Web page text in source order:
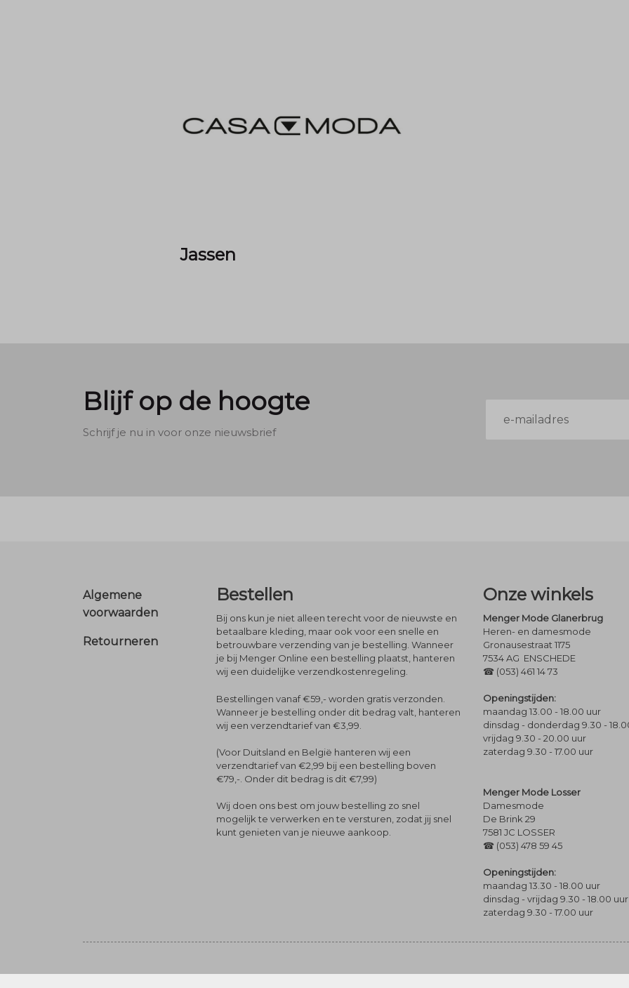
Jassen
Blijf op de hoogte
Schrijf je nu in voor onze nieuwsbrief
mailadres
Footer
Algemene
voorwaarden
Retourneren
Bestellen
Bij ons kun je niet alleen terecht voor de nieuwste en
betaalbare kleding, maar ook voor een snelle en
betrouwbare verzending van je bestelling. Wanneer
je bij Menger Online een bestelling plaatst, hanteren
wij een duidelijke verzendkostenregeling.
Bestellingen vanaf €59,- worden gratis verzonden.
Wanneer je bestelling onder dit bedrag valt, hanteren
wij een verzendtarief van €3,99.
(Voor Duitsland en België hanteren wij een
verzendtarief van €2,99 bij een bestelling boven
€79,-. Onder dit bedrag is dit €7,99)
Wij doen ons best om jouw bestelling zo snel
mogelijk te verwerken en te versturen, zodat jij snel
kunt genieten van je nieuwe aankoop.
Onze winkels
Menger Mode Glanerbrug
Heren- en damesmode
Gronausestraat 1175
7534 AG ENSCHEDE
☎ (053) 461 14 73
Openingstijden:
maandag 13.00 - 18.00 uur
dinsdag - donderdag 9.30 -
vrijdag 9.30 - 20.00 uur
zaterdag 9.30 - 17.00 uur
Menger Mode Losser
Damesmode
De Brink 29
7581 JC LOSSER
☎ (053) 478 59 45
Openingstijden:
maandag 13.30 - 18.00 uur
dinsdag - vrijdag 9.30 - 18.00 uur
zaterdag 9.30 - 17.00 uur